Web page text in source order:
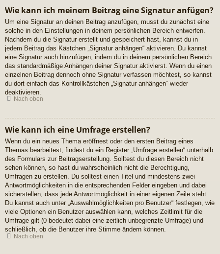
Wie kann ich meinem Beitrag eine Signatur anfügen?
Um eine Signatur an deinen Beitrag anzufügen, musst du zunächst eine
solche in den Einstellungen in deinem persönlichen Bereich entwerfen.
Nachdem du die Signatur erstellt und gespeichert hast, kannst du in
jedem Beitrag das Kästchen „Signatur anhängen“ aktivieren. Du kannst
eine Signatur auch hinzufügen, indem du in deinem persönlichen Bereich
das standardmäßige Anhängen deiner Signatur aktivierst. Wenn du einen
einzelnen Beitrag dennoch ohne Signatur verfassen möchtest, so kannst
du dort einfach das Kontrollkästchen „Signatur anhängen“ wieder
deaktivieren.
Nach oben
Wie kann ich eine Umfrage erstellen?
Wenn du ein neues Thema eröffnest oder den ersten Beitrag eines
Themas bearbeitest, findest du ein Register „Umfrage erstellen“ unterhalb
des Formulars zur Beitragserstellung. Solltest du diesen Bereich nicht
sehen können, so hast du wahrscheinlich nicht die Berechtigung,
Umfragen zu erstellen. Du solltest einen Titel und mindestens zwei
Antwortmöglichkeiten in die entsprechenden Felder eingeben und dabei
sicherstellen, dass jede Antwortmöglichkeit in einer eigenen Zeile steht.
Du kannst auch unter „Auswahlmöglichkeiten pro Benutzer“ festlegen, wie
viele Optionen ein Benutzer auswählen kann, welches Zeitlimit für die
Umfrage gilt (0 bedeutet dabei eine zeitlich unbegrenzte Umfrage) und
schließlich, ob die Benutzer ihre Stimme ändern können.
Nach oben